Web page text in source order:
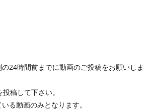
24時間前までに動画のご投稿をお願いしま
稿して下さい。
る動画のみとなります。